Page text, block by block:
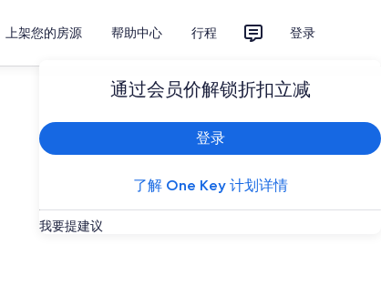
上架您的房源 帮助中心 行程 登录
通过会员价解锁折扣立减
登录
了解 One Key 计划详情
我要提建议